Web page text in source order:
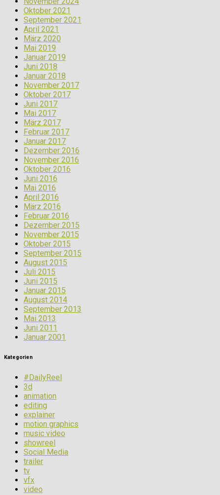
Oktober 2021
September 2021
April 2021
März 2020
Mai 2019
Januar 2019
Juni 2018
Januar 2018
November 2017
Oktober 2017
Juni 2017
Mai 2017
März 2017
Februar 2017
Januar 2017
Dezember 2016
November 2016
Oktober 2016
Juni 2016
Mai 2016
April 2016
März 2016
Februar 2016
Dezember 2015
November 2015
Oktober 2015
September 2015
August 2015
Juli 2015
Juni 2015
Januar 2015
August 2014
September 2013
Mai 2013
Juni 2011
Januar 2001
Kategorien
#DailyReel
3d
animation
editing
explainer
motion graphics
music video
showreel
Social Media
trailer
tv
vfx
video